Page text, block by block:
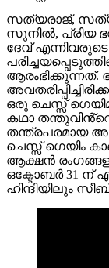
സത്യരാജ്, സത്യ
സുനിൽ, പ്രിയ
ദേവ്
ആരംഭിക്കുന്നത്.
ഒരു ചെസ്സ്
കഥാ
തന്ത്രപരമായ
ചെസ്സ് ഗെയിം
ആക്ഷൻ
ഒക്ടോബർ 31 ന്
ഹിന്ദിയിലും